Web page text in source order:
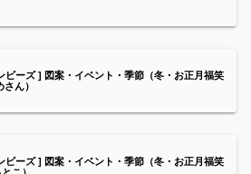
ビーズ ] 図案・イベント・季節（冬・お正月福笑
ん）
ビーズ ] 図案・イベント・季節（冬・お正月福笑